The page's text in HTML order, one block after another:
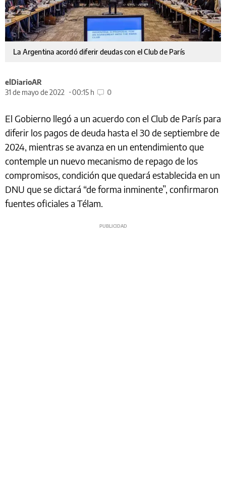
La Argentina acordó diferir deudas con el Club de París
elDiarioAR
31 de mayo de 2022
00:15 h 0
El Gobierno llegó a un acuerdo con el Club de París para
diferir los pagos de deuda hasta el 30 de septiembre de
2024, mientras se avanza en un entendimiento que
contemple un nuevo mecanismo de repago de los
compromisos, condición que quedará establecida en un
DNU que se dictará “de forma inminente”, confirmaron
fuentes oficiales a Télam.